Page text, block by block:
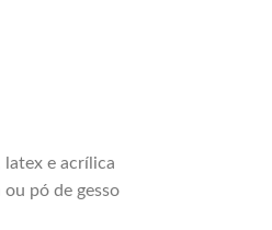
latex e acrílica
pó de gesso